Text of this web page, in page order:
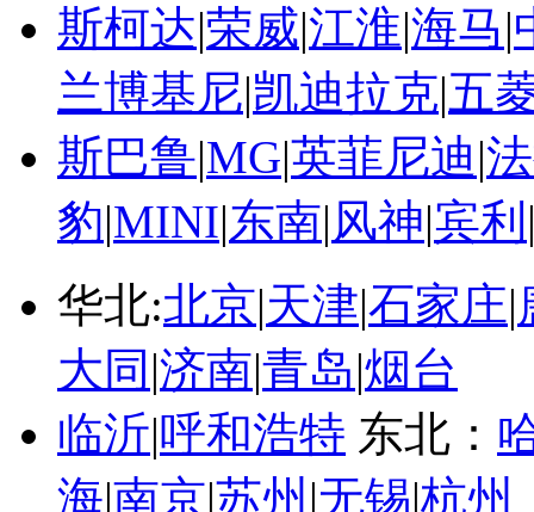
斯柯达|荣威|江淮|海马|
兰博基尼|凯迪拉克|五
斯巴鲁|MG|英菲尼迪|
豹|MINI|东南|风神|宾利
华北:北京|天津|石家庄|
大同 |济南|青岛|烟台
临沂|呼和浩特 东北：
海|南京|苏州 |无锡|杭州